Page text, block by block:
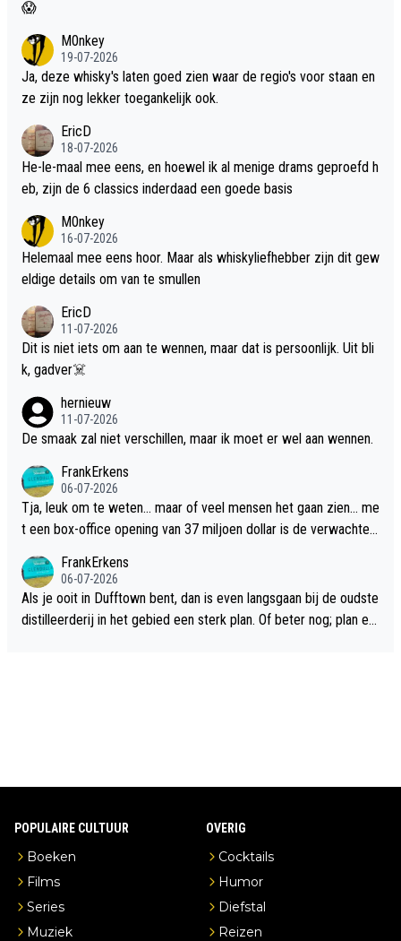
😱
M0nkey
19-07-2026
Ja, deze whisky's laten goed zien waar de regio's voor staan en
ze zijn nog lekker toegankelijk ook.
EricD
18-07-2026
He-le-maal mee eens, en hoewel ik al menige drams geproefd h
eb, zijn de 6 classics inderdaad een goede basis
M0nkey
16-07-2026
Helemaal mee eens hoor. Maar als whiskyliefhebber zijn dit gew
eldige details om van te smullen
EricD
11-07-2026
Dit is niet iets om aan te wennen, maar dat is persoonlijk. Uit bli
k, gadver☠️
hernieuw
11-07-2026
De smaak zal niet verschillen, maar ik moet er wel aan wennen.
FrankErkens
06-07-2026
Tja, leuk om te weten... maar of veel mensen het gaan zien... me
t een box-office opening van 37 miljoen dollar is de verwachte
FrankErkens
06-07-2026
Als je ooit in Dufftown bent, dan is even langsgaan bij de oudste
distilleerderij in het gebied een sterk plan. Of beter nog; plan ee
POPULAIRE CULTUUR
Boeken
Films
Series
Muziek
OVERIG
Cocktails
Humor
Diefstal
Reizen